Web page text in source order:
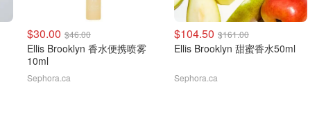
$30.00 $46.00
Ellis Brooklyn 香水便携喷雾
10ml
Sephora.ca
$104.50 $161.00
Ellis Brooklyn 甜蜜香水50ml
Sephora.ca